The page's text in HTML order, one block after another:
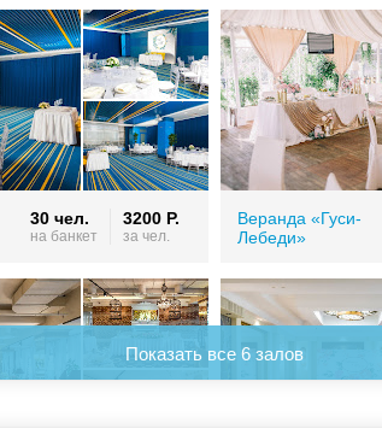
Показать все 6 залов
30 чел.
на банкет
3200 Р.
за чел.
Веранда «Гуси-
Лебеди»